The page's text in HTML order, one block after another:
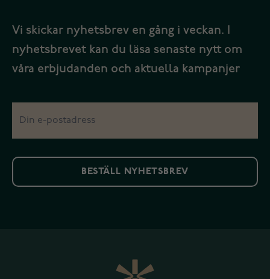
Vi skickar nyhetsbrev en gång i veckan. I
nyhetsbrevet kan du läsa senaste nytt om
våra erbjudanden och aktuella kampanjer
BESTÄLL NYHETSBREV